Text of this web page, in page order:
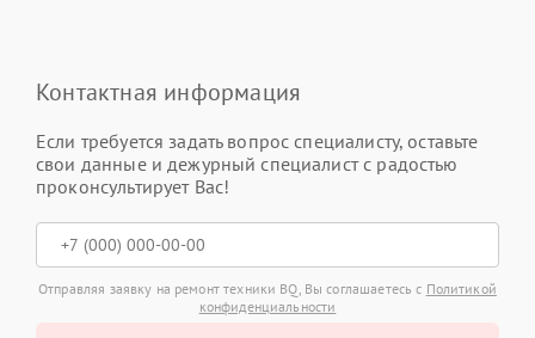
Контактная информация
Если требуется задать вопрос специалисту, оставьте
свои данные и дежурный специалист с радостью
проконсультирует Вас!
Отправляя заявку на ремонт техники BQ, Вы соглашаетесь с Политикой
конфиденциальности